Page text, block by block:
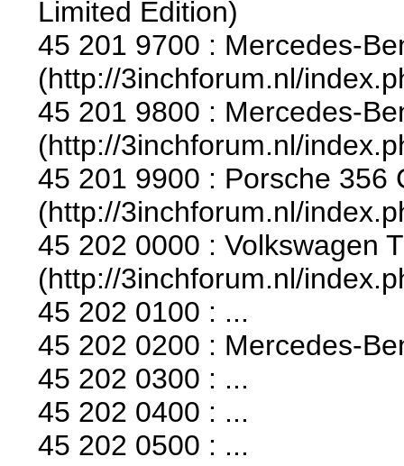
Limited Edition)
45 201 9700 : Mercedes-
(http://3inchforum.nl/
45 201 9800 : Mercedes-
(http://3inchforum.nl/
45 201 9900 : Porsche
(http://3inchforum.nl/
45 202 0000 : Volkswagen
(http://3inchforum.nl/
45 202 0100 : ...
45 202 0200 : Mercedes-
45 202 0300 : ...
45 202 0400 : ...
45 202 0500 : ...